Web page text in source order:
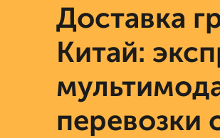
Доставка
Китай:
перевозки